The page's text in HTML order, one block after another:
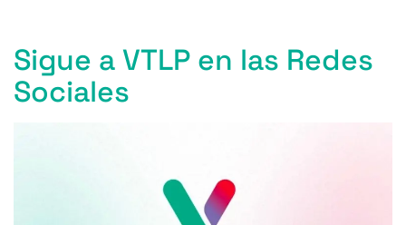
Sigue a VTLP en las Redes
Sociales